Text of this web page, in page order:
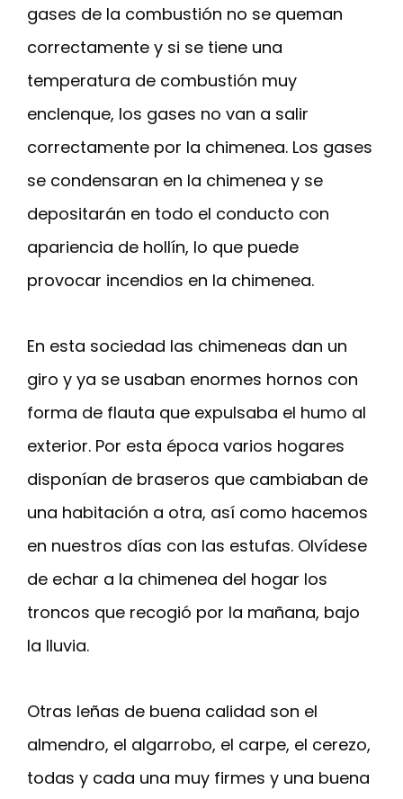
gases de la combustión no se queman
correctamente y si se tiene una
temperatura de combustión muy
enclenque, los gases no van a salir
correctamente por la chimenea. Los gases
se condensaran en la chimenea y se
depositarán en todo el conducto con
apariencia de hollín, lo que puede
provocar incendios en la chimenea.
En esta sociedad las chimeneas dan un
giro y ya se usaban enormes hornos con
forma de flauta que expulsaba el humo al
exterior. Por esta época varios hogares
disponían de braseros que cambiaban de
una habitación a otra, así como hacemos
en nuestros días con las estufas. Olvídese
de echar a la chimenea del hogar los
troncos que recogió por la mañana, bajo
la lluvia.
Otras leñas de buena calidad son el
almendro, el algarrobo, el carpe, el cerezo,
todas y cada una muy firmes y una buena